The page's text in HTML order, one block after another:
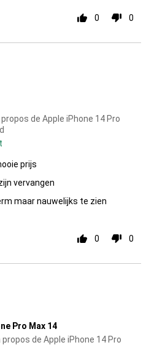
0 0
de Apple iPhone 14 Pro
prijs
vervangen
maar nauwelijks te zien
0 0
Pro Max 14
propos de Apple iPhone 14 Pro